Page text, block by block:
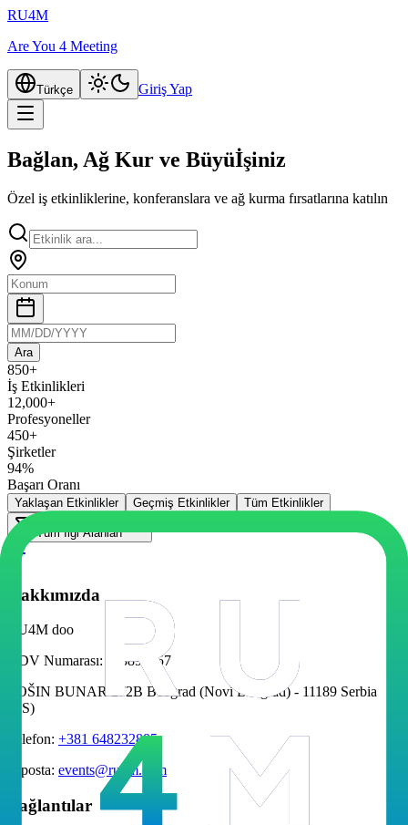
RU4M
Are You 4 Meeting
Türkçe Giriş Yap
Bağlan, Ağ Kur ve Büyüİşiniz
Özel iş etkinliklerine, konferanslara ve ağ kurma fırsatlarına katılın
Ara
850+
İş Etkinlikleri
12,000+
Profesyoneller
450+
Şirketler
94%
Başarı Oranı
Yaklaşan Etkinlikler Geçmiş Etkinlikler Tüm Etkinlikler
Tüm İlgi Alanları
Hakkımızda
RU4M doo
KDV Numarası:
113892257
TOŠIN BUNAR 272B Beograd (Novi Beograd) - 11189 Serbia
(RS)
Telefon: +381 648232885
E-posta: events@ru4m.com
Bağlantılar